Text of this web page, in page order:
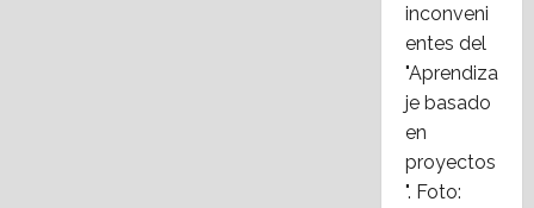
inconveni
entes del
"Aprendiza
je basado
en
proyectos
". Foto: